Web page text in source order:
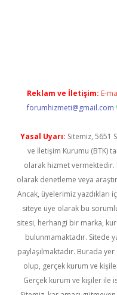
Reklam ve İletişim: E-
forumhizmeti@gmail.com
Yasal Uyarı: Sitemiz, 5651
ve İletişim Kurumu (BTK)
olarak hizmet
olarak denetleme veya
Ancak, üyelerimiz yazdıkları
siteye üye olarak bu
sitesi, herhangi bir marka,
bulunmamaktadır. Sitede
paylaşılmaktadır. Burada
olup, gerçek kurum ve
Gerçek kurum ve kişiler ile